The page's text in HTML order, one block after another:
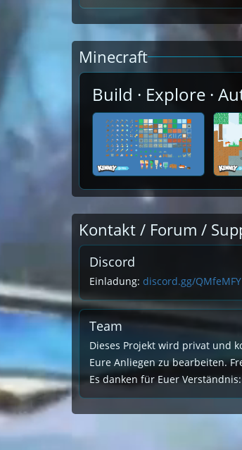
Minecraft
Build · Explore ·
Kontakt / Forum /
Discord
Einladung: discord.gg/QMfeMFY
Team
Dieses Projekt wird privat und
Eure Anliegen zu bearbeiten.
Es danken für Euer